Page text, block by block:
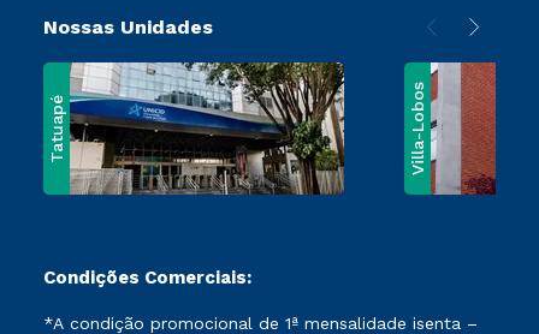
Nossas Unidades
Tatuapé Villa-Lobos
Condições Comerciais:
*A condição promocional de 1ª mensalidade isenta –